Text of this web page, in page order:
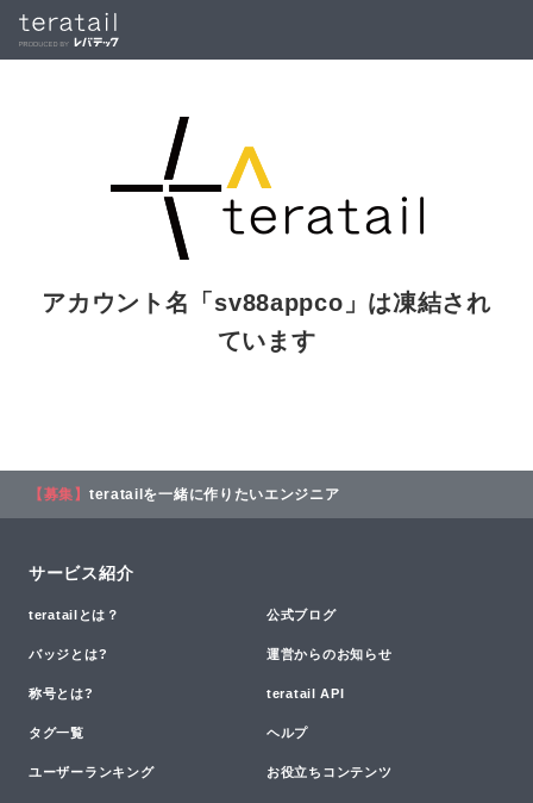
アカウント名「 sv88appco 」は凍結され
ています
【募集】 teratailを一緒に作りたいエンジニア
サービス紹介
teratailとは？ 公式ブログ
バッジとは? 運営からのお知らせ
称号とは? teratail API
タグ一覧 ヘルプ
ユーザーランキング お役立ちコンテンツ